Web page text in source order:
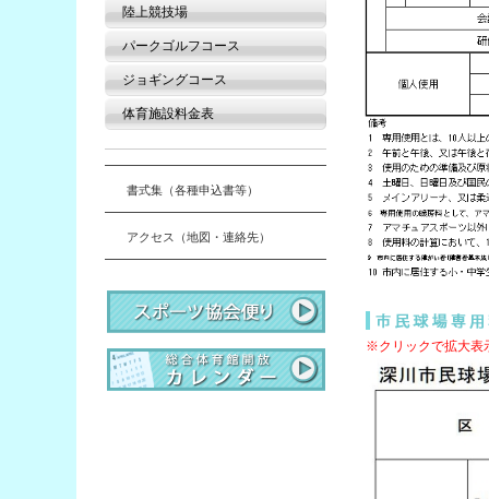
※クリックで拡大表
陸上競技場
パークゴルフコース
ジョギングコース
体育施設料金表
書式集（各種申込書等）
アクセス（地図・連絡先）